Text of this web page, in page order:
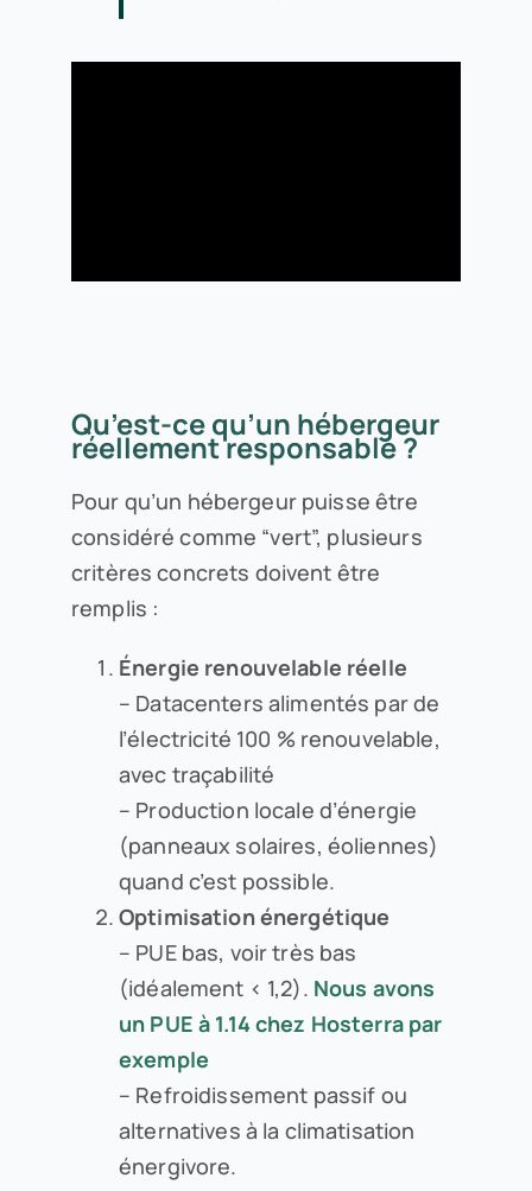
Qu’est-ce qu’un hébergeur
réellement responsable ?
Pour qu’un hébergeur puisse être
considéré comme “vert”, plusieurs
critères concrets doivent être
remplis :
Énergie renouvelable réelle
– Datacenters alimentés par de
l’électricité 100 % renouvelable,
avec traçabilité
– Production locale d’énergie
(panneaux solaires, éoliennes)
quand c’est possible.
Optimisation énergétique
– PUE bas, voir très bas
(idéalement < 1,2). Nous avons
un PUE à 1.14 chez Hosterra par
exemple
– Refroidissement passif ou
alternatives à la climatisation
énergivore.